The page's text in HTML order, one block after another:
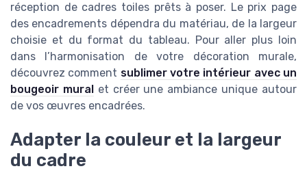
réception de cadres toiles prêts à poser. Le prix page
des encadrements dépendra du matériau, de la largeur
choisie et du format du tableau. Pour aller plus loin
dans l’harmonisation de votre décoration murale,
découvrez comment sublimer votre intérieur avec un
bougeoir mural
et créer une ambiance unique autour
de vos œuvres encadrées.
Adapter la couleur et la largeur
du cadre